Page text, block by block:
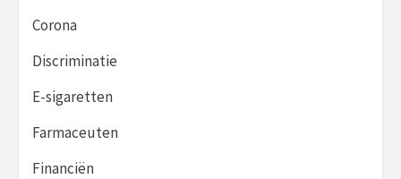
Corona
Discriminatie
E-sigaretten
Farmaceuten
Financiën